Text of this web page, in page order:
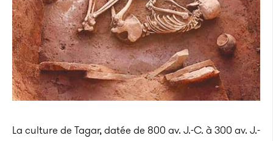
La culture de Tagar, datée de 800 av. J.-C. à 300 av. J.-